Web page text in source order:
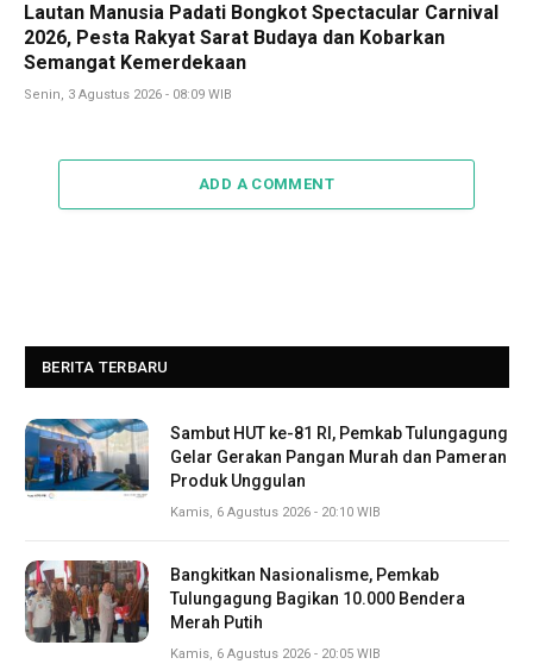
Lautan Manusia Padati Bongkot Spectacular Carnival
2026, Pesta Rakyat Sarat Budaya dan Kobarkan
Semangat Kemerdekaan
Senin, 3 Agustus 2026 - 08:09 WIB
ADD A COMMENT
BERITA TERBARU
Sambut HUT ke-81 RI, Pemkab Tulungagung
Gelar Gerakan Pangan Murah dan Pameran
Produk Unggulan
Kamis, 6 Agustus 2026 - 20:10 WIB
Bangkitkan Nasionalisme, Pemkab
Tulungagung Bagikan 10.000 Bendera
Merah Putih
Kamis, 6 Agustus 2026 - 20:05 WIB